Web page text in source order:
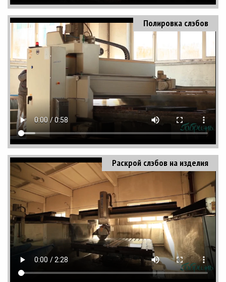
Полировка слэбов
Раскрой слэбов на изделия